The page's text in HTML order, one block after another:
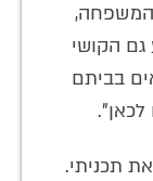
המשפחה,
הקושי
בביתם
לכאן".
תכניתי.